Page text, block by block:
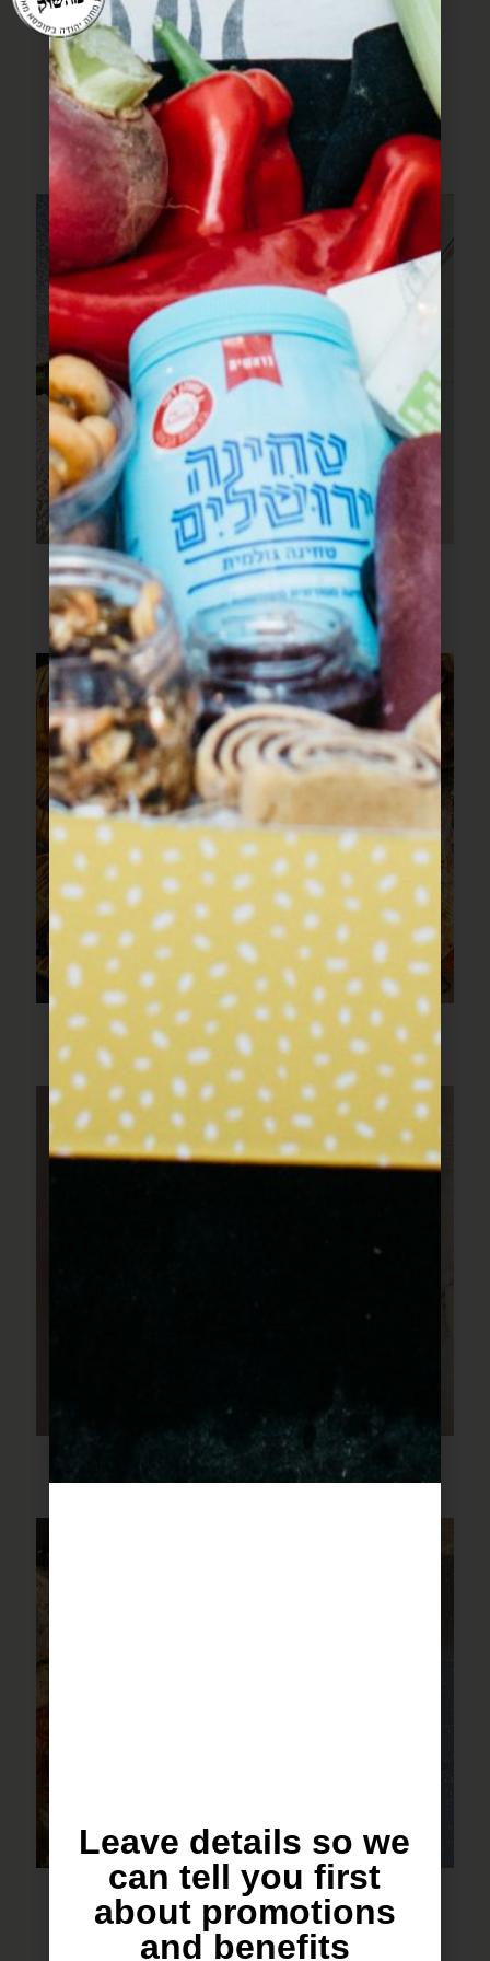
עוד מתוך חוברת
המתכונים
מתכונים שעושים שמח בלב וכיף בבטן
פילה דג עם שעועית ירוקה
ועגבניות צהובות
לברק בתנור עם כל הירקות
פסטה שקשוקה
סיר פתיתים עם תבלין של כנרת
Leave details so we
can tell you first
about promotions
and benefits